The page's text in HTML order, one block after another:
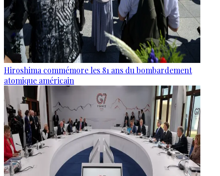
Hiroshima commémore les 81 ans du bombardement
atomique américain